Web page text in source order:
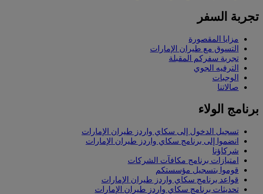
تجربة السفر
مزايا المقصورة
التسوق مع طيران الإمارات
تجربة سفركم المقبلة
الترفيه الجوي
الوجبات
صالاتنا
برنامج الولاء
تسجيل الدخول إلى سكاي واردز طيران الإمارات
انضموا إلى برنامج سكاي واردز طيران الإمارات
شركاؤنا
امتيازات برنامج مكافآت الشركات
قوموا بتسجيل مؤسستكم
قواعد برنامج سكاي واردز طيران الإمارات
تحديثات برنامج سكاي واردز طيران الإمارات